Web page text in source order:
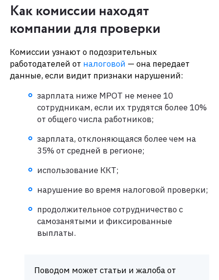
Как комиссии находят
компании для проверки
Комиссии узнают о подозрительных
работодателей от налоговой — она передает
данные, если видит признаки нарушений:
зарплата ниже МРОТ не менее 10
сотрудникам, если их трудятся более 10%
от общего числа работников;
зарплата, отклоняющаяся более чем на
35% от средней в регионе;
использование ККТ;
нарушение во время налоговой проверки;
продолжительное сотрудничество с
самозанятыми и фиксированные
выплаты.
Поводом может статьи и жалоба от